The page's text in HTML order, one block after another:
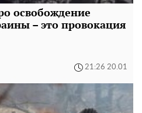
освобождение
– это провокация
21:26 20.01